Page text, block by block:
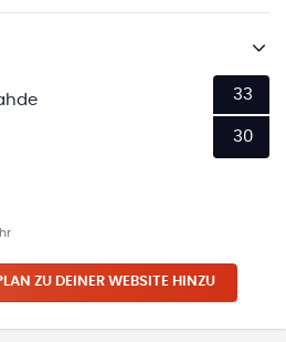
33
30
ZU DEINER WEBSITE HINZU